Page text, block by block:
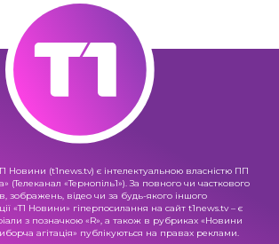
Новини (t1news.tv) є інтелектуальною власністю ПП
(Телеканал «Тернопіль1»). За повного чи часткового
зображень, відео чи за будь-якого іншого
«Т1 Новини» гіперпосилання на сайт t1news.tv – є
з позначкою «R», а також в рубриках «Новини
агітація» публікуються на правах реклами.